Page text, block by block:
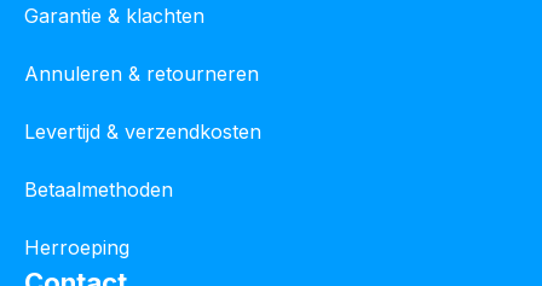
Garantie & klachten
Annuleren & retourneren
Levertijd & verzendkosten
Betaalmethoden
Herroeping